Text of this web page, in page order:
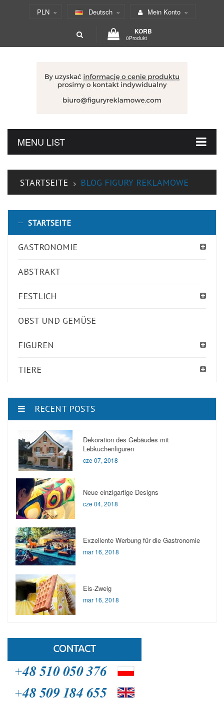
PLN Deutsch Mein Konto
KORB
0Produkt
MENU LIST
STARTSEITE BLOG FIGURY REKLAMOWE
STARTSEITE
GASTRONOMIE
ABSTRAKT
FESTLICH
OBST UND GEMÜSE
FIGUREN
TIERE
RECENT POSTS
Dekoration des Gebäudes mit
Lebkuchenfiguren
cze 07, 2018
Neue einzigartige Designs
cze 04, 2018
Exzellente Werbung für die Gastronomie
mar 16, 2018
Eis-Zweig
mar 16, 2018